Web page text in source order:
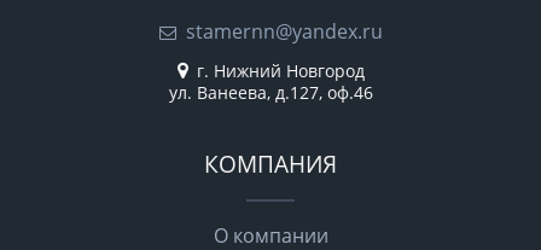
stamernn@yandex.ru
г. Нижний Новгород
ул. Ванеева, д.127, оф.46
КОМПАНИЯ
О компании